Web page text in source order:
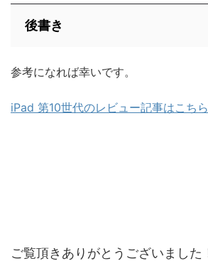
後書き
参考になれば幸いです。
iPad 第10世代のレビュー記事はこちら
ご覧頂きありがとうございました